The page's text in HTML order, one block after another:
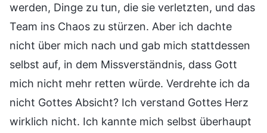
werden, Dinge zu tun, die sie verletzten, und das
Team ins Chaos zu stürzen. Aber ich dachte
nicht über mich nach und gab mich stattdessen
selbst auf, in dem Missverständnis, dass Gott
mich nicht mehr retten würde. Verdrehte ich da
nicht Gottes Absicht? Ich verstand Gottes Herz
wirklich nicht. Ich kannte mich selbst überhaupt